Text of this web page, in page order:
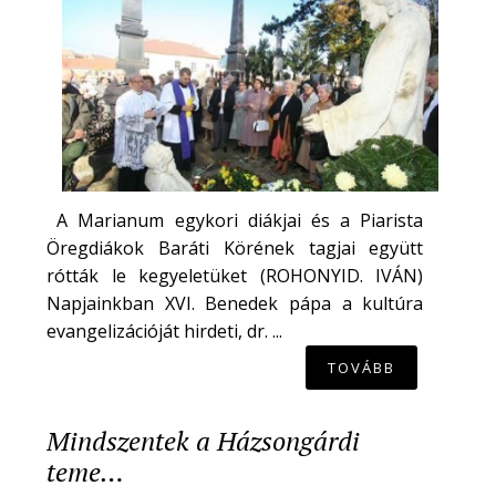
A Marianum egykori diákjai és a Piarista
Öregdiákok Baráti Körének tagjai együtt
rótták le kegyeletüket (ROHONYID. IVÁN)
Napjainkban XVI. Benedek pápa a kultúra
evangelizációját hirdeti, dr. ...
TOVÁBB
Mindszentek a Házsongárdi
teme…